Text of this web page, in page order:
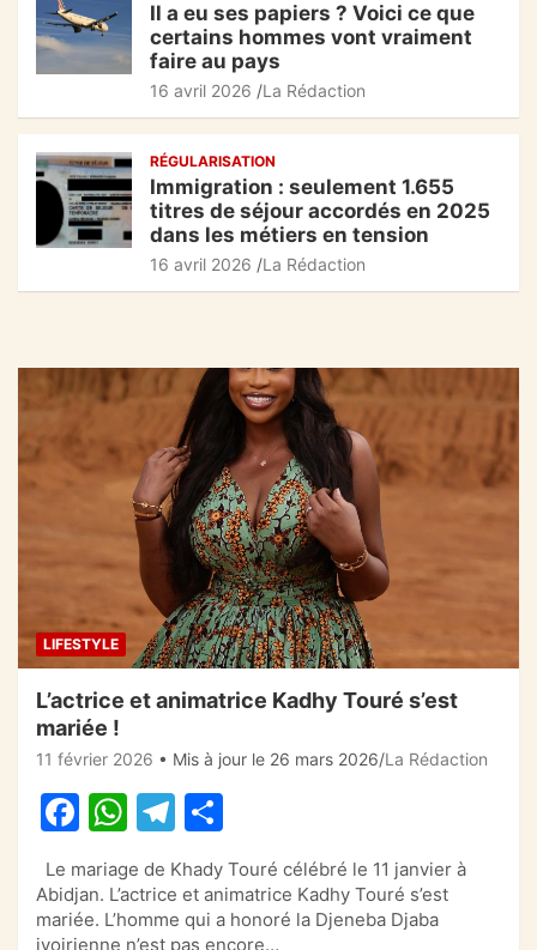
Il a eu ses papiers ? Voici ce que
certains hommes vont vraiment
faire au pays
16 avril 2026 La Rédaction
RÉGULARISATION
Immigration : seulement 1.655
titres de séjour accordés en 2025
dans les métiers en tension
16 avril 2026 La Rédaction
LIFESTYLE
L’actrice et animatrice Kadhy Touré s’est
mariée !
11 février 2026 • Mis à jour le 26 mars 2026 La Rédaction
F
c
e
W
at
s
T
el
e
gr
ar
ta
g
Le mariage de Khady Touré célébré le 11 janvier à
Abidjan. L’actrice et animatrice Kadhy Touré s’est
mariée. L’homme qui a honoré la Djeneba Djaba
ivoirienne n’est pas encore…